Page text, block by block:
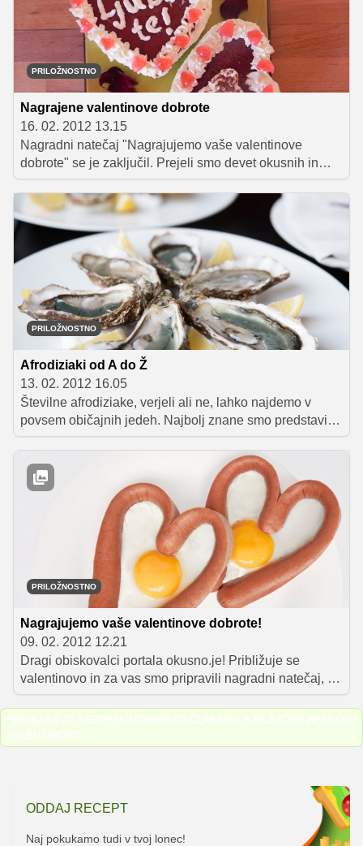
PRILOŽNOSTNO
Nagrajene valentinove dobrote
16. 02. 2012 13.15
Nagradni natečaj "Nagrajujemo vaše valentinove
dobrote" se je zaključil. Prejeli smo devet okusnih in
zanimivih receptov. Predstavljamo vam nagrajene
valentinove umetnine!
PRILOŽNOSTNO
Afrodiziaki od A do Ž
13. 02. 2012 16.05
Številne afrodiziake, verjeli ali ne, lahko najdemo v
povsem običajnih jedeh. Najbolj znane smo predstavili
v abecednem vrstnem redu – katerega pa boste izbrali,
PRILOŽNOSTNO
Nagrajujemo vaše valentinove dobrote!
09. 02. 2012 12.21
Dragi obiskovalci portala okusno.je! Približuje se
valentinovo in za vas smo pripravili nagradni natečaj, na
katerem lahko z malo spretnosti in truda osvojite lepo in
praktično nagrado!
PRIKAZAN JE SEZNAM ZADNJIH 30 ČLANKOV S KLJUČNO BESEDO
VALENTINOVO.
ODDAJ RECEPT
Naj pokukamo tudi v tvoj lonec!